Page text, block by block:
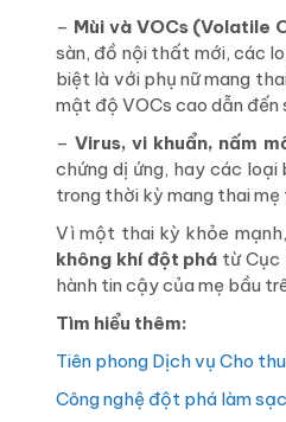
– Mùi và VOCs (Volatile
sàn, đồ nội thất mới, các
biệt là với phụ nữ mang
mật độ VOCs cao dẫn
– Virus, vi khuẩn, nấm
chứng dị ứng, hay các
trong thời kỳ mang thai
Vì một thai kỳ khỏe
không khí đột phá từ Cục
hành tin cậy của mẹ bầu
Tìm hiểu thêm:
Tiên phong Dịch vụ Cho
Công nghệ đột phá làm